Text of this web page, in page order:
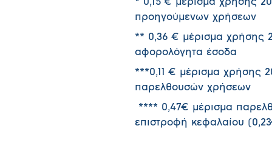
* 0,15 € μέρισμα χρήσης
προηγούμενων χρήσεων
** 0,36 € μέρισμα χρήσης
αφορολόγητα έσοδα
***0,11 € μέρισμα χρήσης
παρελθουσών χρήσεων
**** 0,47€ μέρισμα
επιστροφή κεφαλαίου